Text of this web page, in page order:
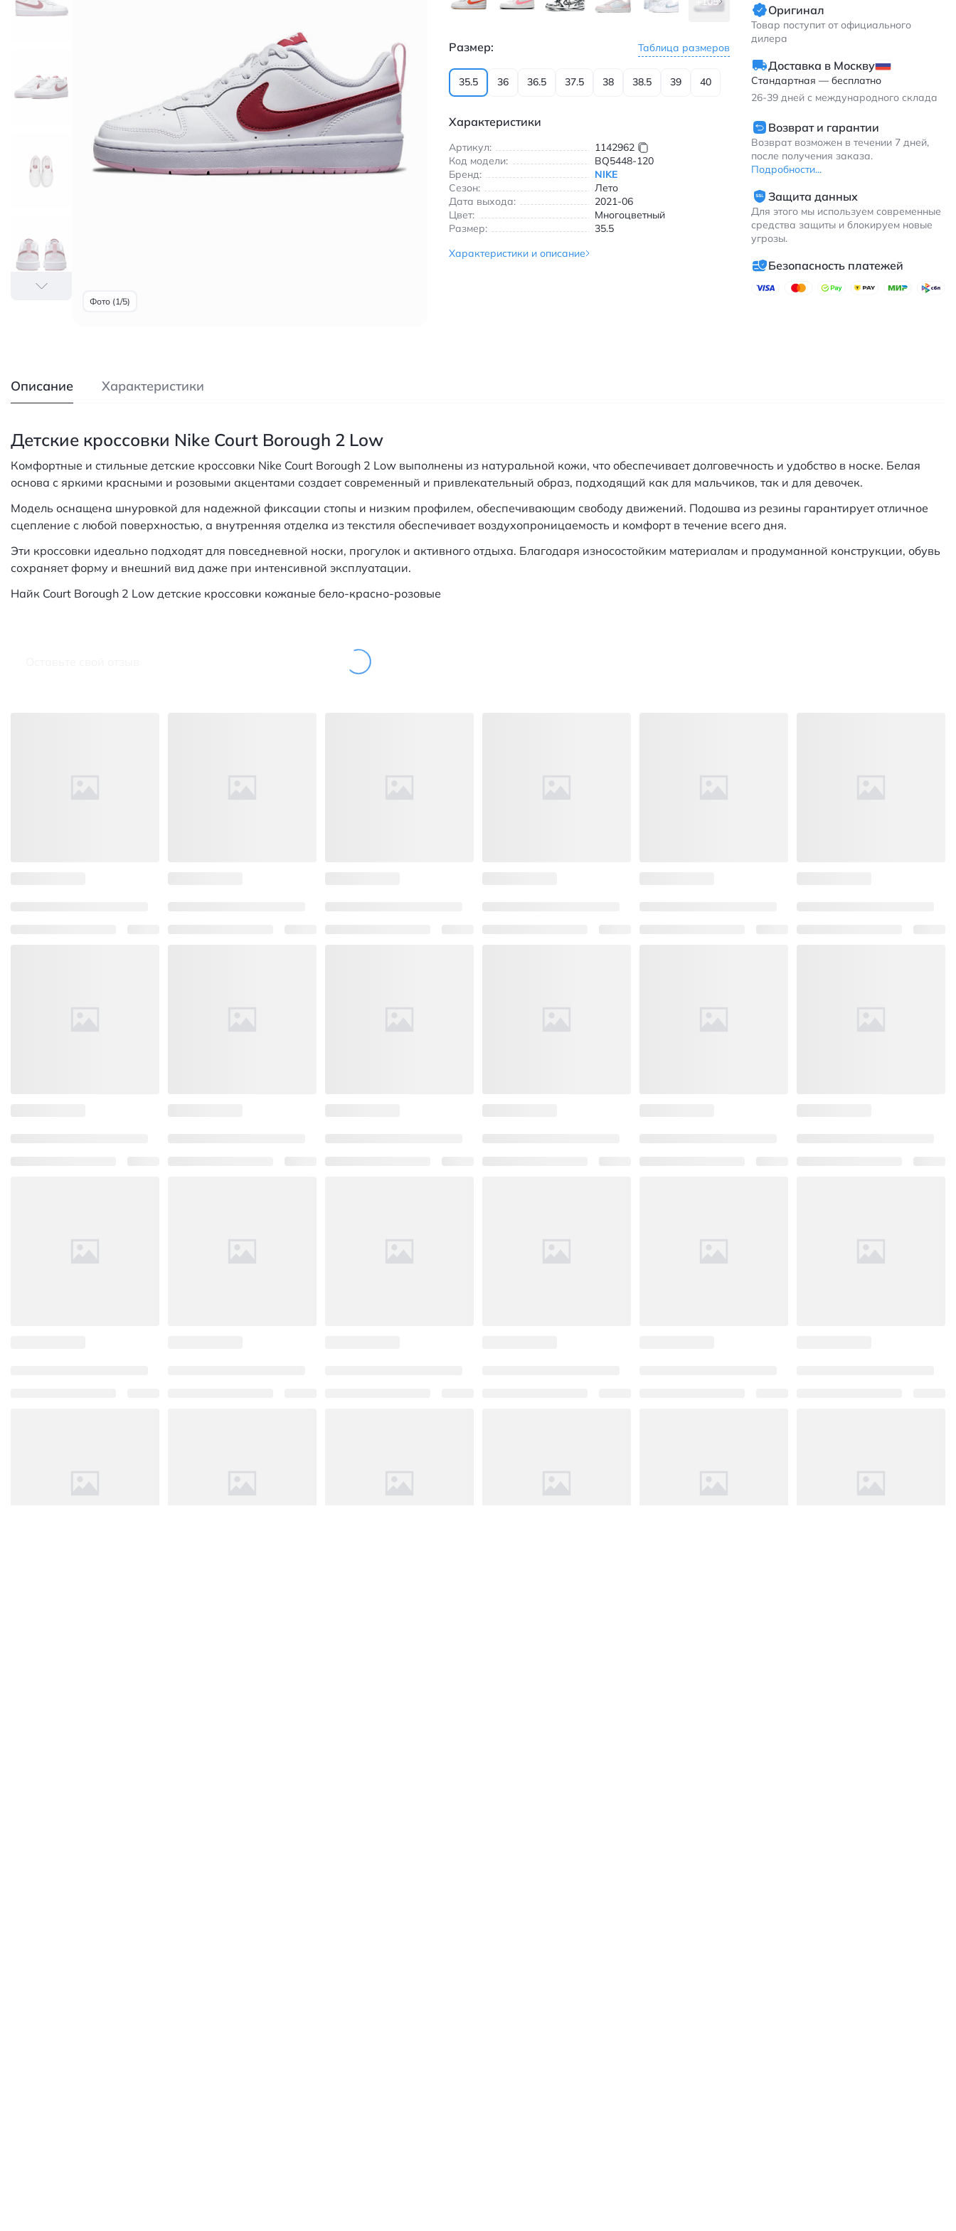
Фото (1/5)
Размер: Таблица размеров
35.5 36 36.5 37.5 38 38.5 39 40
Характеристики
Артикул:
1142962
Код модели:
BQ5448-120
Бренд:
NIKE
Сезон:
Лето
Дата выхода:
2021-06
Цвет:
Многоцветный
Размер:
35.5
Характеристики и описание
Оригинал
Товар поступит от официального
дилера
Доставка в Москву
Стандартная — бесплатно
26-39 дней с международного склада
Возврат и гарантии
Возврат возможен в течении 7 дней,
после получения заказа.
Подробности...
Защита данных
Для этого мы используем современные
средства защиты и блокируем новые
угрозы.
Безопасность платежей
Описание Характеристики
Детские кроссовки Nike Court Borough 2 Low
Комфортные и стильные детские кроссовки Nike Court Borough 2 Low выполнены из натуральной кожи, что обеспечивает долговечность и удобство в носке. Белая
основа с яркими красными и розовыми акцентами создает современный и привлекательный образ, подходящий как для мальчиков, так и для девочек.
Модель оснащена шнуровкой для надежной фиксации стопы и низким профилем, обеспечивающим свободу движений. Подошва из резины гарантирует отличное
сцепление с любой поверхностью, а внутренняя отделка из текстиля обеспечивает воздухопроницаемость и комфорт в течение всего дня.
Эти кроссовки идеально подходят для повседневной носки, прогулок и активного отдыха. Благодаря износостойким материалам и продуманной конструкции, обувь
сохраняет форму и внешний вид даже при интенсивной эксплуатации.
Найк Court Borough 2 Low детские кроссовки кожаные бело-красно-розовые